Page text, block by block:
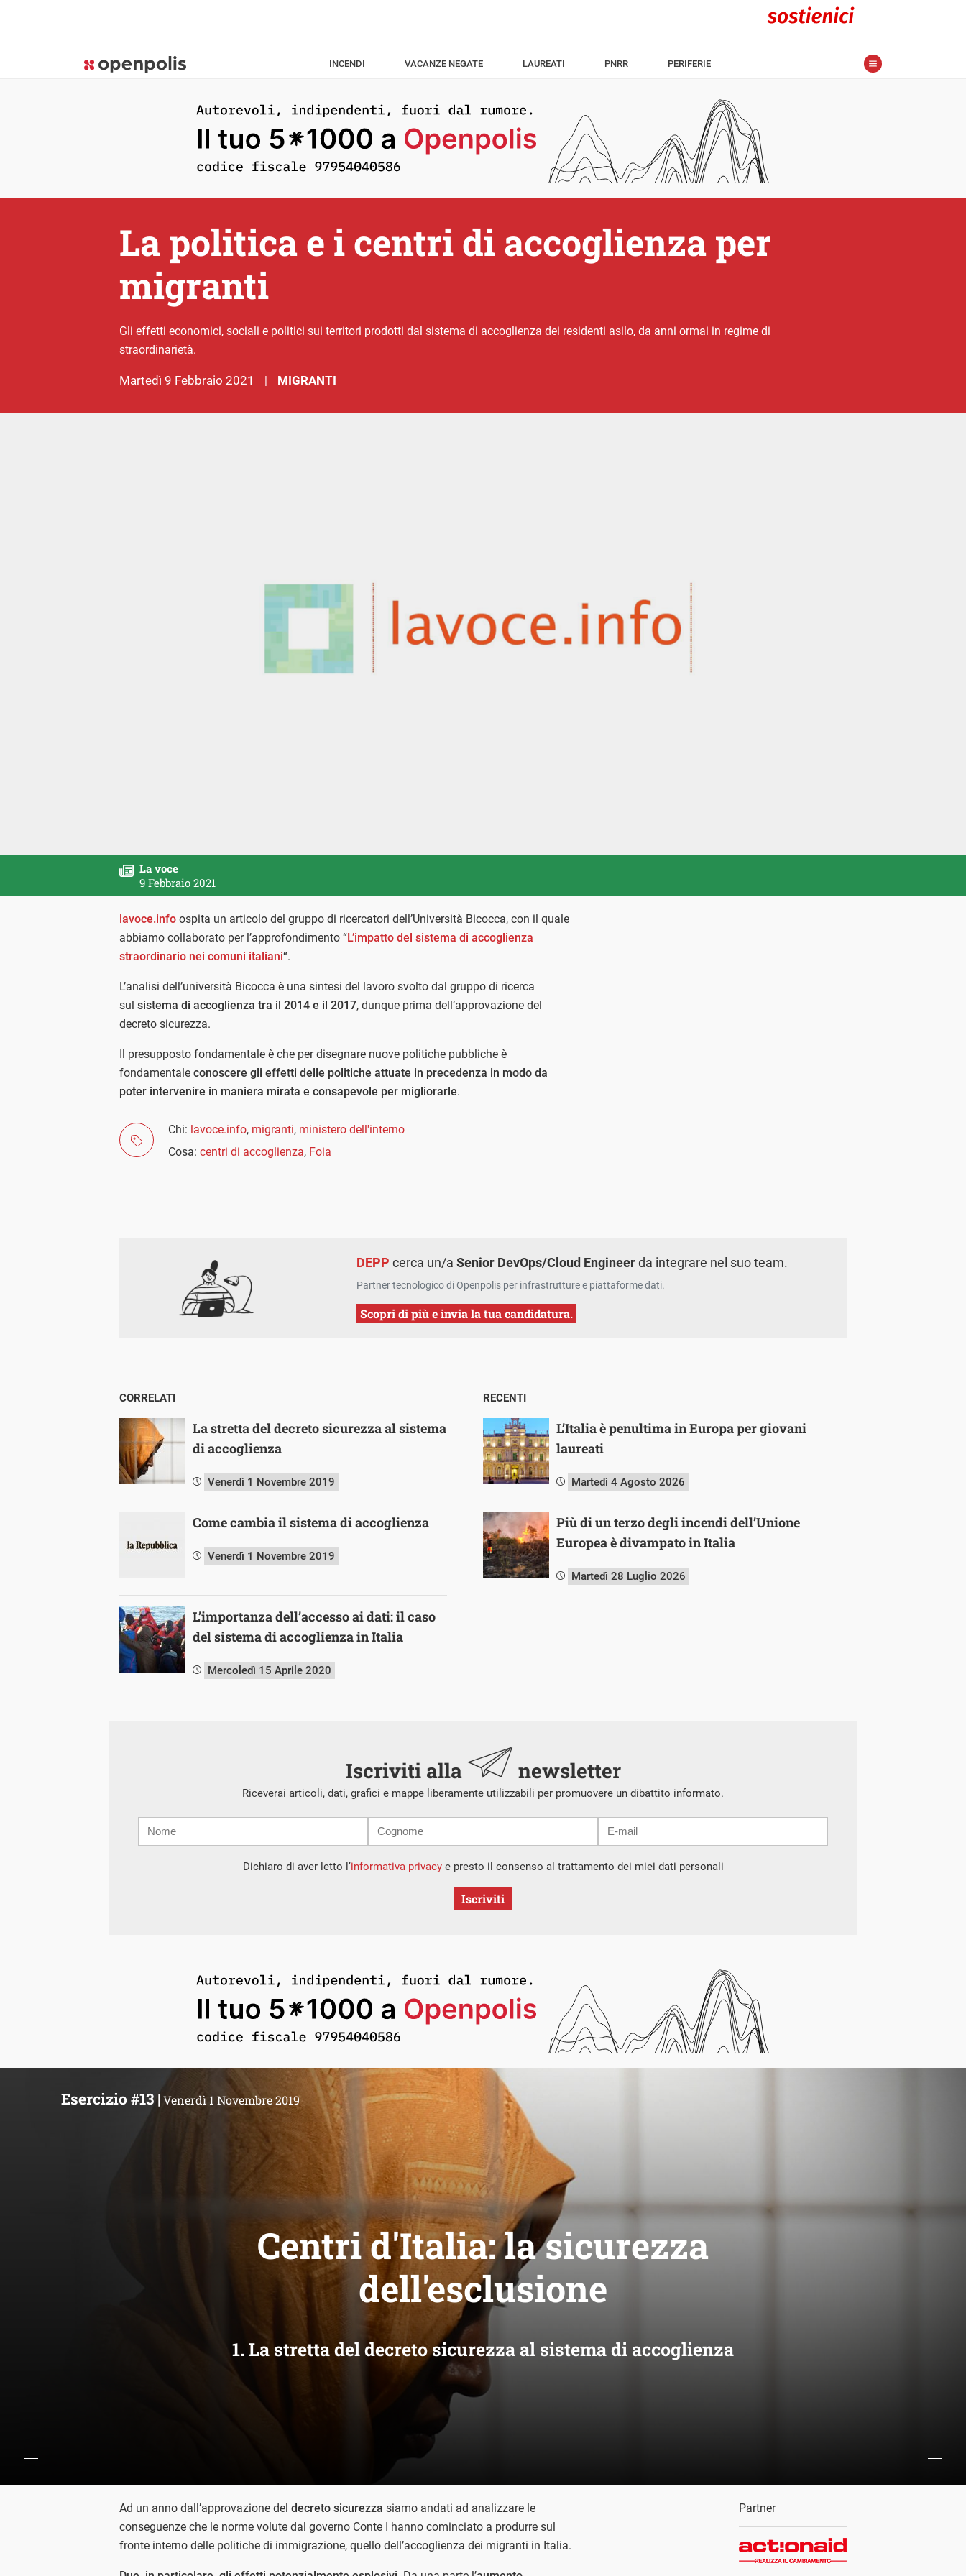
INCENDI VACANZE NEGATE LAUREATI PNRR PERIFERIE
La politica e i centri di accoglienza per
migranti
Gli effetti economici, sociali e politici sui territori prodotti dal sistema di accoglienza dei residenti asilo, da anni ormai in regime di
straordinarietà.
martedì 9 Febbraio 2021 | MIGRANTI
La voce
9 Febbraio 2021
lavoce.info ospita un articolo del gruppo di ricercatori dell’Università Bicocca, con il quale
abbiamo collaborato per l’approfondimento “L’impatto del sistema di accoglienza
straordinario nei comuni italiani“.
L’analisi dell’università Bicocca è una sintesi del lavoro svolto dal gruppo di ricerca
sul sistema di accoglienza tra il 2014 e il 2017, dunque prima dell’approvazione del
decreto sicurezza.
Il presupposto fondamentale è che per disegnare nuove politiche pubbliche è
fondamentale conoscere gli effetti delle politiche attuate in precedenza in modo da
poter intervenire in maniera mirata e consapevole per migliorarle.
Chi: lavoce.info, migranti, ministero dell'interno
Cosa: centri di accoglienza, Foia
DEPP cerca un/aSenior DevOps/Cloud Engineerda integrare nel suo team.
Partner tecnologico di Openpolis per infrastrutture e piattaforme dati.
Scopri di più e invia la tua candidatura.
CORRELATI
La stretta del decreto sicurezza al sistema
di accoglienza
Venerdì 1 Novembre 2019
Come cambia il sistema di accoglienza
Venerdì 1 Novembre 2019
L’importanza dell’accesso ai dati: il caso
del sistema di accoglienza in Italia
Mercoledì 15 Aprile 2020
RECENTI
L’Italia è penultima in Europa per giovani
laureati
Martedì 4 Agosto 2026
Più di un terzo degli incendi dell’Unione
Europea è divampato in Italia
Martedì 28 Luglio 2026
Iscriviti alla newsletter
Riceverai articoli, dati, grafici e mappe liberamente utilizzabili per promuovere un dibattito informato.
mail
Dichiaro di aver letto l’informativa privacye presto il consenso al trattamento dei miei dati personali
Iscriviti
Centri d'Italia: la sicurezza
dell'esclusione
1. La stretta del decreto sicurezza al sistema di accoglienza
Esercizio #13 |Venerdì 1 Novembre 2019
Partner
Ad un anno dall’approvazione del decreto sicurezza siamo andati ad analizzare le
conseguenze che le norme volute dal governo Conte I hanno cominciato a produrre sul
fronte interno delle politiche di immigrazione, quello dell’accoglienza dei migranti in Italia.